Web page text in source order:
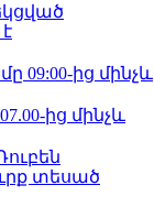
09:00-ից մինչև
ից մինչև
տեսած